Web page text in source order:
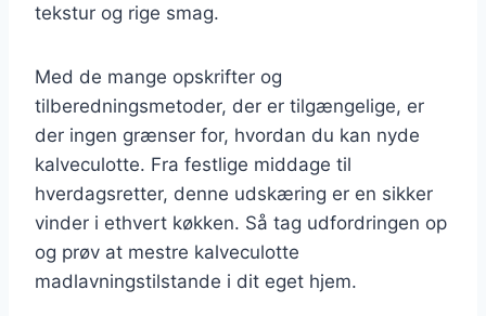
tekstur og rige smag.
Med de mange opskrifter og
tilberedningsmetoder, der er tilgængelige, er
der ingen grænser for, hvordan du kan nyde
kalveculotte. Fra festlige middage til
hverdagsretter, denne udskæring er en sikker
vinder i ethvert køkken. Så tag udfordringen op
og prøv at mestre kalveculotte
madlavningstilstande i dit eget hjem.